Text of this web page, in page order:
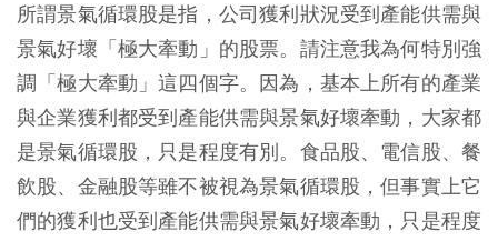
所謂景氣循環股是指，公司獲利狀況受到產能供需與
景氣好壞「極大牽動」的股票。請注意我為何特別強
調「極大牽動」這四個字。因為，基本上所有的產業
與企業獲利都受到產能供需與景氣好壞牽動，大家都
是景氣循環股，只是程度有別。食品股、電信股、餐
飲股、金融股等雖不被視為景氣循環股，但事實上它
們的獲利也受到產能供需與景氣好壞牽動，只是程度